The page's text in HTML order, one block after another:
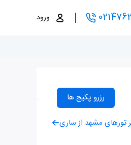
ورود
رزرو پکیج ها
تورهای مشهد از ساری